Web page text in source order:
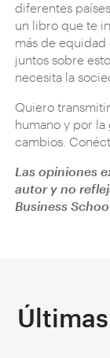
diferentes
un libro que te
más de equidad
juntos sobre
necesita la
Quiero
humano y por
cambios.
Las opiniones
autor y no
Business